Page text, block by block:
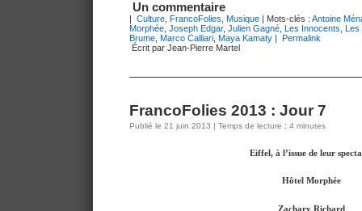
Un commentaire
| Culture FrancoFolies Musique | Mots-clés : Antoine
Morphée Joseph Edgar, Julien Gagné Les Innocents Les
Brume Marco Calliari Maya Kamaty | Permalink
Écrit par Jean-Pierre Martel
FrancoFolies 2013 : Jour 7
Publié le 21 juin 2013 | Temps de lecture : 4 minutes
Eiffel, à l’issue de leur
Hôtel Morphée
Zachary Richard